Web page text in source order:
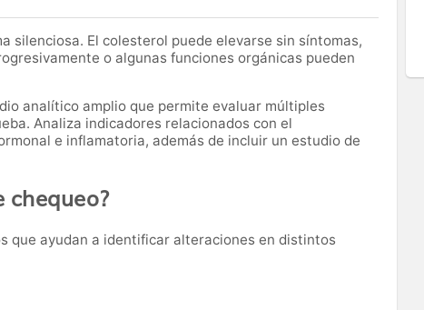
silenciosa. El colesterol puede elevarse sin síntomas,
o algunas funciones orgánicas pueden
analítico amplio que permite evaluar múltiples
Analiza indicadores relacionados con el
e inflamatoria, además de incluir un estudio de
chequeo?
que ayudan a identificar alteraciones en distintos